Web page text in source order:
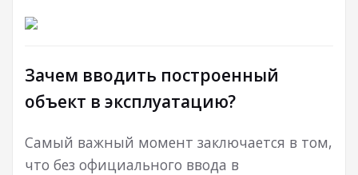
Зачем вводить построенный
объект в эксплуатацию?
Самый важный момент заключается в том,
что без официального ввода в